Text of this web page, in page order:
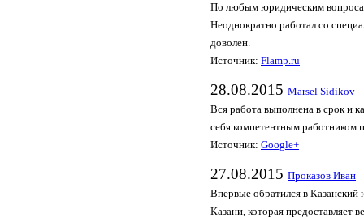
По любым юридическим
Неоднократно работал со
доволен.
Источник: Flamp.ru
28.08.2015 Marsel Sidikov
Вся работа выполнена в срок и
себя компетентным
Источник: Google+
27.08.2015 Проказов Иван
Впервые обратился в
Казани, которая предоставляет